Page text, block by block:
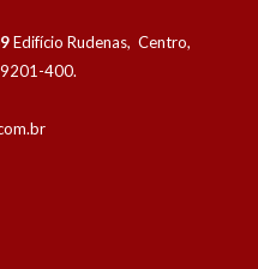
Edifício Rudenas, Centro,
400.